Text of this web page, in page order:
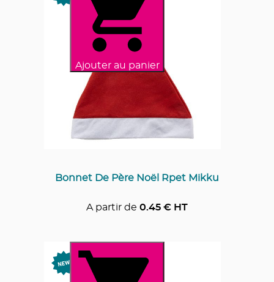
Ajouter au panier
Bonnet De Père Noël Rpet Mikku
A partir de 0.45 € HT